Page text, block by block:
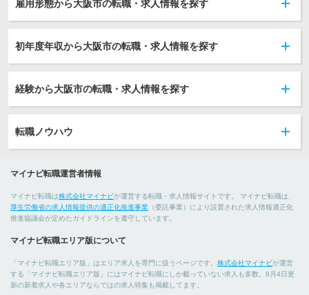
雇用形態から大阪市の転職・求人情報を探す
初年度年収から大阪市の転職・求人情報を探す
経験から大阪市の転職・求人情報を探す
転職ノウハウ
マイナビ転職運営者情報
マイナビ転職は株式会社マイナビが運営する転職・求人情報サイトです。 マイナビ転職は、
厚生労働省の求人情報提供の適正化推進事業 （委託事業）により設置された求人情報適正化
推進協議会が定めたガイドラインを遵守しています。
マイナビ転職エリア版について
「マイナビ転職エリア版」はエリア求人を専門に扱うページです。 株式会社マイナビが運営
する「マイナビ転職エリア版」にはマイナビ転職にしか載っていない求人も多数。8月4日更
新の新着求人や各エリアならではの求人特集も掲載してます。